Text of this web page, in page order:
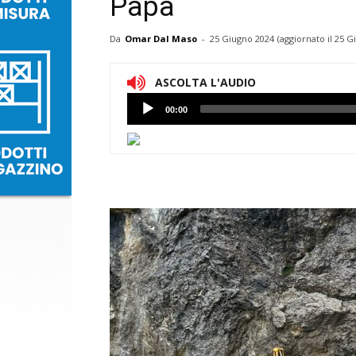
Papa
Da Omar Dal Maso - 25 Giugno 2024 (aggiornato il 25
ASCOLTA L'AUDIO
Lettore
Audio
00:00